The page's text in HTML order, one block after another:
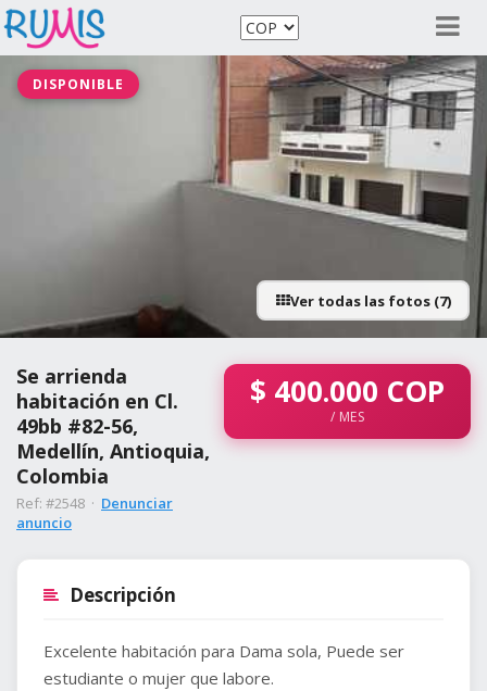
DISPONIBLE
Ver todas las fotos (7)
Se arrienda
habitación en Cl.
49bb #82-56,
Medellín, Antioquia,
Colombia
Ref: #2548 · Denunciar
anuncio
$ 400.000 COP
/ MES
Descripción
Excelente habitación para Dama sola, Puede ser
estudiante o mujer que labore.